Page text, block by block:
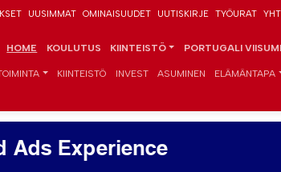
UUSIMMAT OMINAISUUDET UUTISKIRJE TYÖURAT
HOME KOULUTUS KIINTEISTÖ PORTUGALI
KIINTEISTÖ INVEST ASUMINEN ELÄMÄNTAPA
Ads Experience